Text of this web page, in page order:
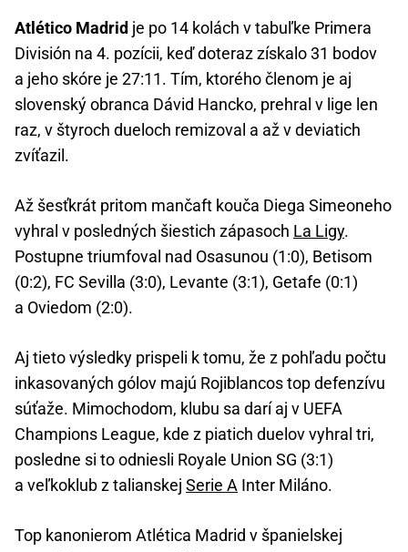
Atlético Madrid je po 14 kolách v tabuľke Primera
División na 4. pozícii, keď doteraz získalo 31 bodov
a jeho skóre je 27:11. Tím, ktorého členom je aj
slovenský obranca Dávid Hancko, prehral v lige len
raz, v štyroch dueloch remizoval a až v deviatich
zvíťazil.
Až šesťkrát pritom mančaft kouča Diega Simeoneho
vyhral v posledných šiestich zápasoch La Ligy.
Postupne triumfoval nad Osasunou (1:0), Betisom
(0:2), FC Sevilla (3:0), Levante (3:1), Getafe (0:1)
a Oviedom (2:0).
Aj tieto výsledky prispeli k tomu, že z pohľadu počtu
inkasovaných gólov majú Rojiblancos top defenzívu
súťaže. Mimochodom, klubu sa darí aj v UEFA
Champions League, kde z piatich duelov vyhral tri,
posledne si to odniesli Royale Union SG (3:1)
a veľkoklub z talianskej Serie A Inter Miláno.
Top kanonierom Atlética Madrid v španielskej